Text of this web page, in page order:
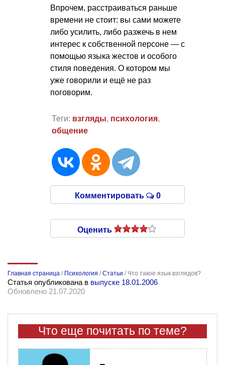
Впрочем, расстраиваться раньше
времени не стоит: вы сами можете
либо усилить, либо разжечь в нем
интерес к собственной персоне — с
помощью языка жестов и особого
стиля поведения. О котором мы
уже говорили и ещё не раз
поговорим.
Теги: взгляды, психология,
общение
Комментировать 0
Оценить
Главная страница / Психология /Статьи / Что такое язык взглядов?
Статья опубликована в выпуске 18.01.2006
Обновлено 21.07.2020
Что еще почитать по теме?